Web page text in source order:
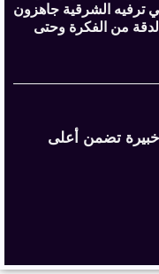
ترفيه الشرقية جاهزون
من الفكرة وحتى
خبيرة تضمن أعلى